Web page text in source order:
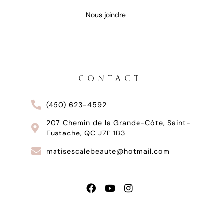
Nous joindre
CONTACT
(450) 623-4592
207 Chemin de la Grande-Côte, Saint-
Eustache, QC J7P 1B3
matisescalebeaute@hotmail.com